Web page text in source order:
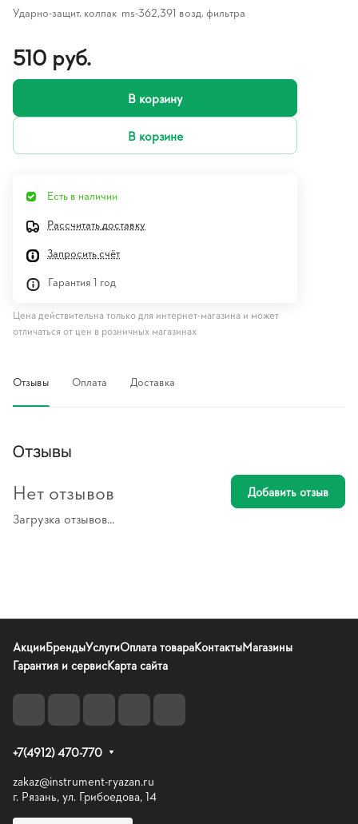
Ударно-защит. колпак ms-362,391 возд. фильтра
510 руб.
В корзину
В корзине
Есть в наличии
Рассчитать доставку
Запросить счёт
Гарантия 1 год
Цена действительна только для интернет-магазина и может
отличаться от цен в розничных магазинах
Отзывы Оплата Доставка
Отзывы
Загрузка отзывов...
Нет отзывов Добавить отзыв
АкцииБрендыУслугиОплата товараКонтактыМагазины
Гарантия и сервисКарта сайта
+7(4912) 470-770
zakaz@instrument-ryazan.ru
г. Рязань, ул. Грибоедова, 14